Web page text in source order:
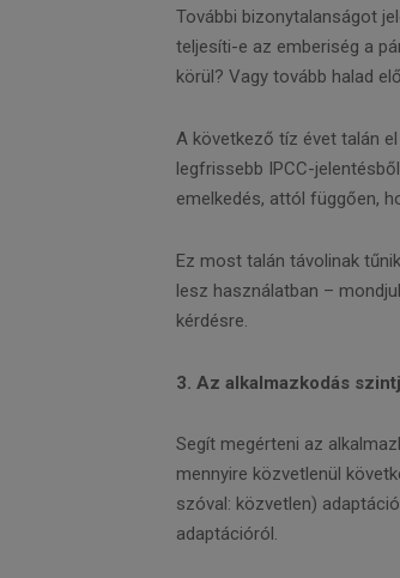
További bizonytalanságot
teljesíti-e az emberiség a
körül? Vagy tovább halad
A következő tíz évet talán
legfrissebb IPCC-
emelkedés, attól függően,
Ez most talán távolinak
lesz használatban –
kérdésre.
3. Az alkalmazkodás
Segít megérteni az
mennyire közvetlenül
szóval: közvetlen)
adaptációról.